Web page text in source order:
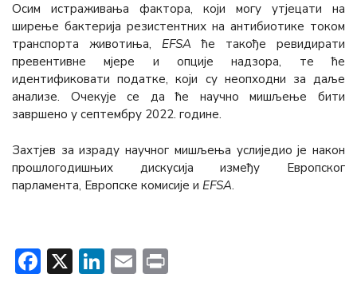
Осим истраживања фактора, који могу утјецати на
ширење бактерија резистентних на антибиотике током
транспорта животиња, EFSA ће такође ревидирати
превентивне мјере и опције надзора, те ће
идентификовати податке, који су неопходни за даље
анализе. Очекује се да ће научно мишљење бити
завршено у септембру 2022. године.
Захтјев за израду научног мишљења услиједио је након
прошлогодишњих дискусија између Европског
парламента, Европске комисије и EFSA.
Facebook
X LinkedIn
Email